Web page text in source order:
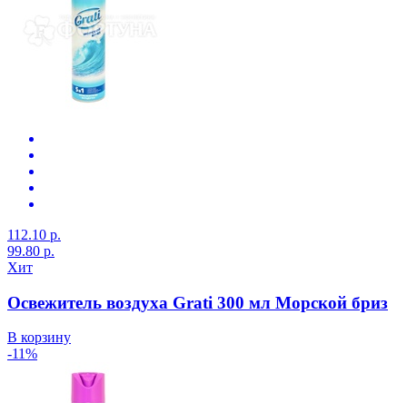
112.10 р.
99.80 р.
Хит
Освежитель воздуха Grati 300 мл Морской бриз
В корзину
-11%